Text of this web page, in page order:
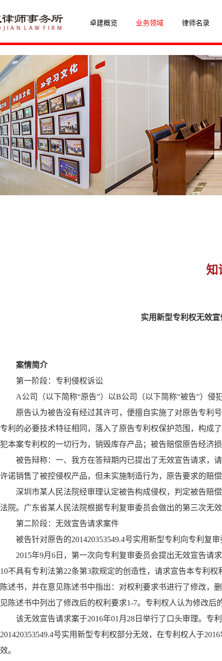
卓建概览 业务领域 律师名录
知
实用新型专利权无效
案情简介
第一阶段：专利侵权诉讼
A公司（以下简称“原告”）以B公司（以下简称“被告”）
原告认为被告没有经过其许可，便擅自实施了对原告专利
专利的必要技术特征相同，落入了原告专利权保护范围，构成
犯本案专利权的一切行为，销毁库存产品；被告赔偿原告经济
被告辩称：一、我方在答辩期内已提出了无效宣告请求，
许诺销售了被控侵权产品，但未实施制造行为，原告要求的赔
深圳市某人民法院经审理认定被告构成侵权，判定被告赔
法院。广东省某人民法院根据专利复审委员会做出的第三次无
第二阶段：无效宣告请求案件
被告针对原告的201420353549.4号实用新型专利向专利复
2015年9月6日，第一次向专利复审委员会提出无效宣告请
10不具有专利法第22条第3款规定的创造性，请求宣告本专利
陈述书，并在意见陈述书中指出：对权利要求书进行了修改，
见陈述书中列出了修改后的权利要求1-7。专利权人认为修改后
该无效宣告请求案于2016年01月28日举行了口头审理。专
201420353549.4号实用新型专利权部分无效，在专利权人于
效。